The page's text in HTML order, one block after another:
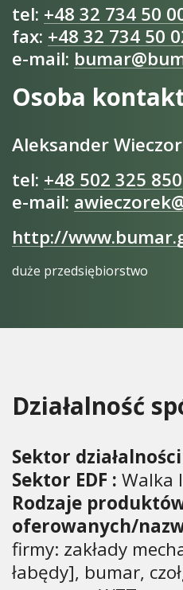
tel: +48 32 734 50
fax: +48 32 734 50
e-mail:
Osoba
Aleksander
tel: +48 502 325 850
e-mail:
http://
duże przedsiębiorstwo
Działalność
Sektor
Sektor EDF : Walka
Rodzaje
oferowanych/
firmy: zakłady
łabędy], bumar,